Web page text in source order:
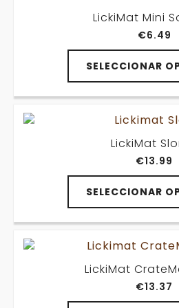
producto
opciones
pueden
elegir
en
la
producto
LickiMat Mini
€6.49
SELECCIONAR
Este
producto
tiene
múltiples
variantes.
opciones
pueden
elegir
en
la
página
producto
LickiMat
€13.99
SELECCIONAR
Este
producto
tiene
múltiples
variantes.
opciones
pueden
LickiMat
€13.37